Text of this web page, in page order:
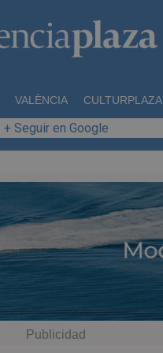
VALÈNCIA CULTURPLAZA
+ Seguir en Google